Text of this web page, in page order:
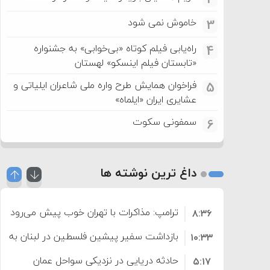
3 خاموش نمی شود
4
راه‌یابی فیلم کوتاه «بی‌خوابی» به جشنواره
«تابستان فیلم اینسکو» لهستان
5
فراخوان همایش طرح واره ملی شاعران ایلیاتی و
عشایری ایران «ایلماه»
6 سمفونی سکوت
داغ ترین نوشته ها
ترامپ: مذاکرات با تهران خوب پیش می‌رود
۸:۳۶
بازداشت سفیر پیشین فلسطین در لبنان به
۱۰:۳۳
حادثه دریایی در نزدیکی سواحل عمان
۵:۱۷